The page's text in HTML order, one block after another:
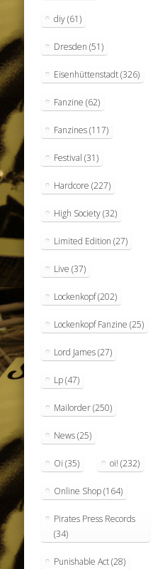
diy(61)
Dresden (51)
Eisenhüttenstadt(326)
Fanzine (62)
Fanzines(117)
Festival (31)
Hardcore (227)
High Society(32)
Limited Edition (27)
Live (37)
Lockenkopf(202)
Lockenkopf Fanzine (25)
Lord James(27)
Lp(47)
Mailorder(250)
News(25)
Oi (35) oi! (232)
Online Shop(164)
Pirates Press Records
(34)
Punishable Act(28)